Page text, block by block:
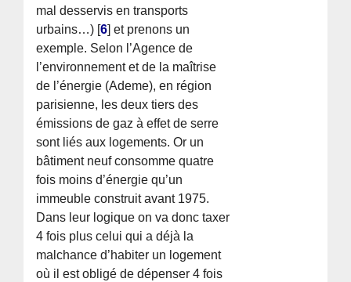
mal desservis en transports
urbains…) [6] et prenons un
exemple. Selon l’Agence de
l’environnement et de la maîtrise
de l’énergie (Ademe), en région
parisienne, les deux tiers des
émissions de gaz à effet de serre
sont liés aux logements. Or un
bâtiment neuf consomme quatre
fois moins d’énergie qu’un
immeuble construit avant 1975.
Dans leur logique on va donc taxer
4 fois plus celui qui a déjà la
malchance d’habiter un logement
où il est obligé de dépenser 4 fois